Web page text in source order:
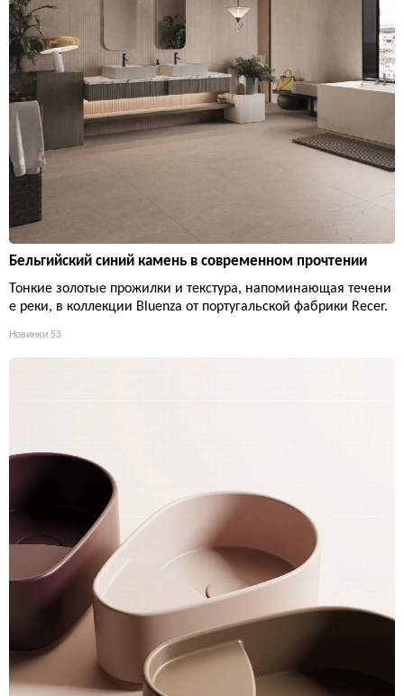
Бельгийский синий камень в современном прочтении
Тонкие золотые прожилки и текстура, напоминающая течени
е реки, в коллекции Bluenza от португальской фабрики Recer.
Новинки 53